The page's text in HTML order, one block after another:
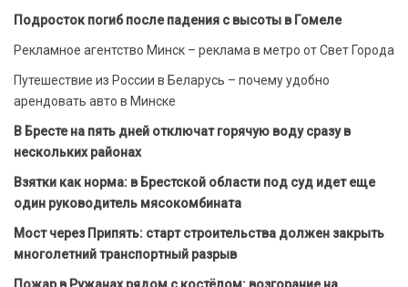
Подросток погиб после падения с высоты в Гомеле
Рекламное агентство Минск – реклама в метро от Свет Города
Путешествие из России в Беларусь – почему удобно
арендовать авто в Минске
В Бресте на пять дней отключат горячую воду сразу в
нескольких районах
Взятки как норма: в Брестской области под суд идет еще
один руководитель мясокомбината
Мост через Припять: старт строительства должен закрыть
многолетний транспортный разрыв
Пожар в Ружанах рядом с костёлом: возгорание на